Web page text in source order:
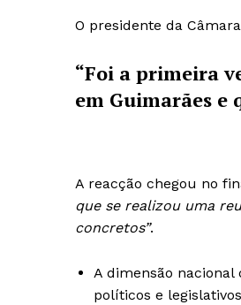
O presidente da
“Foi a primeira
em Guimarães e
A reacção chegou no
que se realizou uma
concretos”.
A dimensão nacional
políticos e